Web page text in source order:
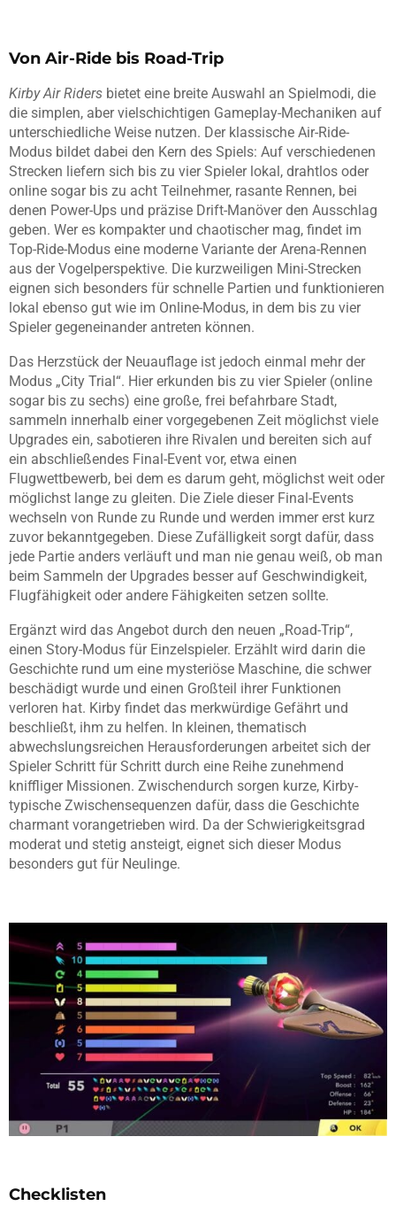
Von Air-Ride bis Road-Trip
Kirby Air Riders bietet eine breite Auswahl an Spielmodi, die
die simplen, aber vielschichtigen Gameplay-Mechaniken auf
unterschiedliche Weise nutzen. Der klassische Air-Ride-
Modus bildet dabei den Kern des Spiels: Auf verschiedenen
Strecken liefern sich bis zu vier Spieler lokal, drahtlos oder
online sogar bis zu acht Teilnehmer, rasante Rennen, bei
denen Power-Ups und präzise Drift-Manöver den Ausschlag
geben. Wer es kompakter und chaotischer mag, findet im
Top-Ride-Modus eine moderne Variante der Arena-Rennen
aus der Vogelperspektive. Die kurzweiligen Mini-Strecken
eignen sich besonders für schnelle Partien und funktionieren
lokal ebenso gut wie im Online-Modus, in dem bis zu vier
Spieler gegeneinander antreten können.
Das Herzstück der Neuauflage ist jedoch einmal mehr der
Modus „City Trial“. Hier erkunden bis zu vier Spieler (online
sogar bis zu sechs) eine große, frei befahrbare Stadt,
sammeln innerhalb einer vorgegebenen Zeit möglichst viele
Upgrades ein, sabotieren ihre Rivalen und bereiten sich auf
ein abschließendes Final-Event vor, etwa einen
Flugwettbewerb, bei dem es darum geht, möglichst weit oder
möglichst lange zu gleiten. Die Ziele dieser Final-Events
wechseln von Runde zu Runde und werden immer erst kurz
zuvor bekanntgegeben. Diese Zufälligkeit sorgt dafür, dass
jede Partie anders verläuft und man nie genau weiß, ob man
beim Sammeln der Upgrades besser auf Geschwindigkeit,
Flugfähigkeit oder andere Fähigkeiten setzen sollte.
Ergänzt wird das Angebot durch den neuen „Road-Trip“,
einen Story-Modus für Einzelspieler. Erzählt wird darin die
Geschichte rund um eine mysteriöse Maschine, die schwer
beschädigt wurde und einen Großteil ihrer Funktionen
verloren hat. Kirby findet das merkwürdige Gefährt und
beschließt, ihm zu helfen. In kleinen, thematisch
abwechslungsreichen Herausforderungen arbeitet sich der
Spieler Schritt für Schritt durch eine Reihe zunehmend
kniffliger Missionen. Zwischendurch sorgen kurze, Kirby-
typische Zwischensequenzen dafür, dass die Geschichte
charmant vorangetrieben wird. Da der Schwierigkeitsgrad
moderat und stetig ansteigt, eignet sich dieser Modus
besonders gut für Neulinge.
Checklisten